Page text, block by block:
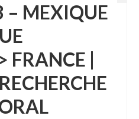
– MEXIQUE
FRANCE |